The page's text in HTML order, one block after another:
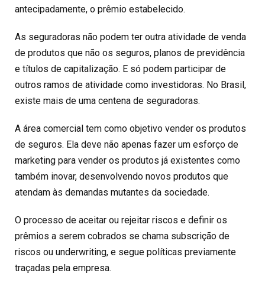
antecipadamente, o prêmio estabelecido.
As seguradoras não podem ter outra atividade de venda
de produtos que não os seguros, planos de previdência
e títulos de capitalização. E só podem participar de
outros ramos de atividade como investidoras. No Brasil,
existe mais de uma centena de seguradoras.
A área comercial tem como objetivo vender os produtos
de seguros. Ela deve não apenas fazer um esforço de
marketing para vender os produtos já existentes como
também inovar, desenvolvendo novos produtos que
atendam às demandas mutantes da sociedade.
O processo de aceitar ou rejeitar riscos e definir os
prêmios a serem cobrados se chama subscrição de
riscos ou underwriting, e segue políticas previamente
traçadas pela empresa.